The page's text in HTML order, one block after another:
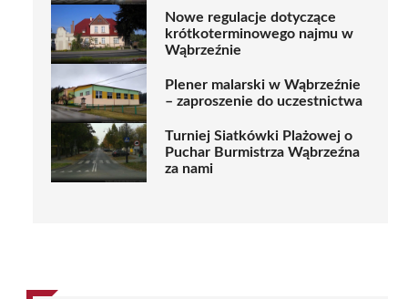
Nowe regulacje dotyczące
krótkoterminowego najmu w
Wąbrzeźnie
Plener malarski w Wąbrzeźnie
– zaproszenie do uczestnictwa
Turniej Siatkówki Plażowej o
Puchar Burmistrza Wąbrzeźna
za nami